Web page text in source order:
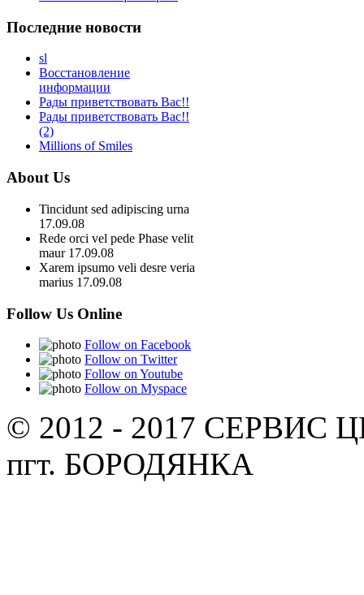
Последние новости
sl
Восстановление
информации
Рады приветствовать Вас!!
Рады приветствовать Вас!!
(2)
Millions of Smiles
About Us
Tincidunt sed adipiscing urna
17.09.08
Rede orci vel pede Phase velit
maur 17.09.08
Xarem ipsumo veli desre veria
marius 17.09.08
Follow Us Online
Follow on Facebook
Follow on Twitter
Follow on Youtube
Follow on Myspace
© 2012 - 2017 СЕРВИС
пгт. БОРОДЯНКА